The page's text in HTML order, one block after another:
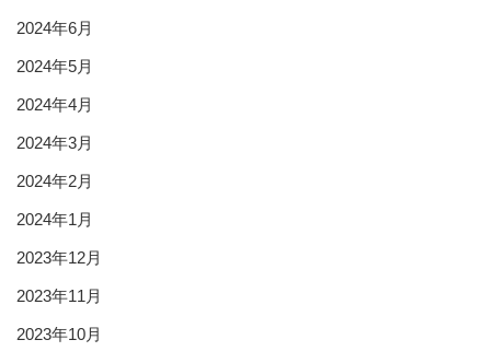
2024年6月
2024年5月
2024年4月
2024年3月
2024年2月
2024年1月
2023年12月
2023年11月
2023年10月